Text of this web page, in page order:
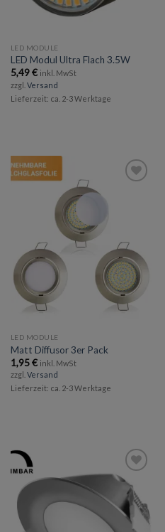
LED MODULE
LED Modul Ultra Flach 3.5W
5,49€ inkl. MwSt
zzgl. Versand
Lieferzeit: ca. 2-3 Werktage
LED MODULE
Matt Diffusor 3er Pack
1,95€ inkl. MwSt
zzgl. Versand
Lieferzeit: ca. 2-3 Werktage
Add to
wishlist